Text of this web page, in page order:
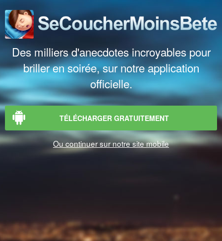
Des milliers d'anecdotes incroyables pour
briller en soirée, sur notre application
officielle.
TÉLÉCHARGER GRATUITEMENT
Ou continuer sur notre site mobile